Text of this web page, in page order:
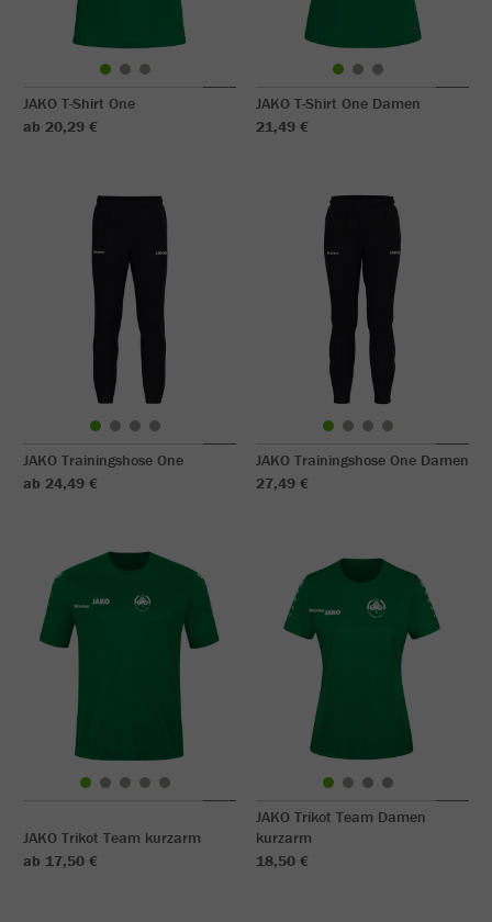
JAKO T-Shirt One
ab 20,29 €
JAKO T-Shirt One Damen
21,49 €
JAKO Trainingshose One
ab 24,49 €
JAKO Trainingshose One Damen
27,49 €
JAKO Trikot Team kurzarm
ab 17,50 €
JAKO Trikot Team Damen
kurzarm
18,50 €